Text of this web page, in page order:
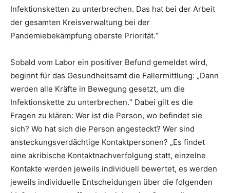
Infektionsketten zu unterbrechen. Das hat bei der Arbeit
der gesamten Kreisverwaltung bei der
Pandemiebekämpfung oberste Priorität.“
Sobald vom Labor ein positiver Befund gemeldet wird,
beginnt für das Gesundheitsamt die Fallermittlung: „Dann
werden alle Kräfte in Bewegung gesetzt, um die
Infektionskette zu unterbrechen.“ Dabei gilt es die
Fragen zu klären: Wer ist die Person, wo befindet sie
sich? Wo hat sich die Person angesteckt? Wer sind
ansteckungsverdächtige Kontaktpersonen? „Es findet
eine akribische Kontaktnachverfolgung statt, einzelne
Kontakte werden jeweils individuell bewertet, es werden
jeweils individuelle Entscheidungen über die folgenden